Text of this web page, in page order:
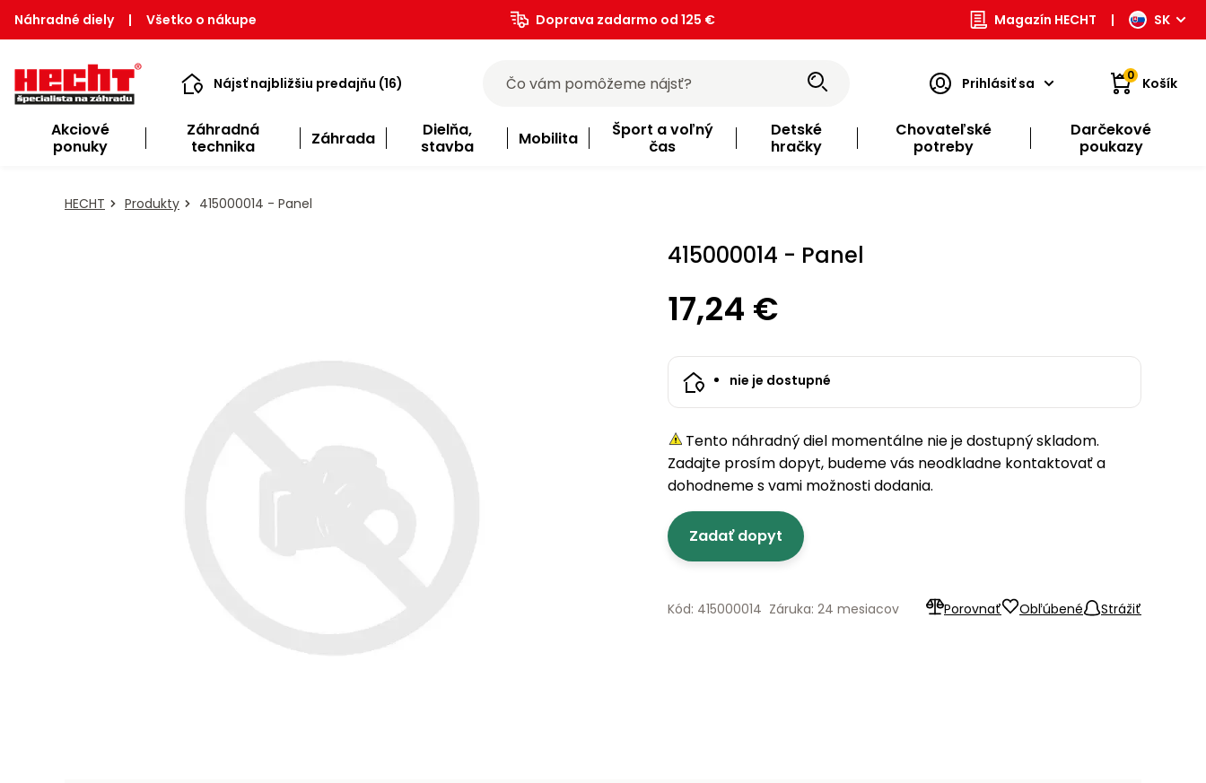
Náhradné diely | Všetko o nákupe Doprava zadarmo od 125 € Magazín HECHT | SK
Nájsť najbližšiu predajňu (16) Prihlásiť sa 0 Košík
Akciové
ponuky
Záhradná
technika
Záhrada
Dielňa,
stavba
Mobilita
Šport a voľný
čas
Detské
hračky
Chovateľské
potreby
Darčekové
poukazy
HECHT Produkty 415000014 - Panel
415000014 - Panel
17,24 €
nie je dostupné
Tento náhradný diel momentálne nie je dostupný skladom.
Zadajte prosím dopyt, budeme vás neodkladne kontaktovať a
dohodneme s vami možnosti dodania.
Zadať dopyt
Porovnať Obľúbené Strážiť
Kód: 415000014 Záruka: 24 mesiacov